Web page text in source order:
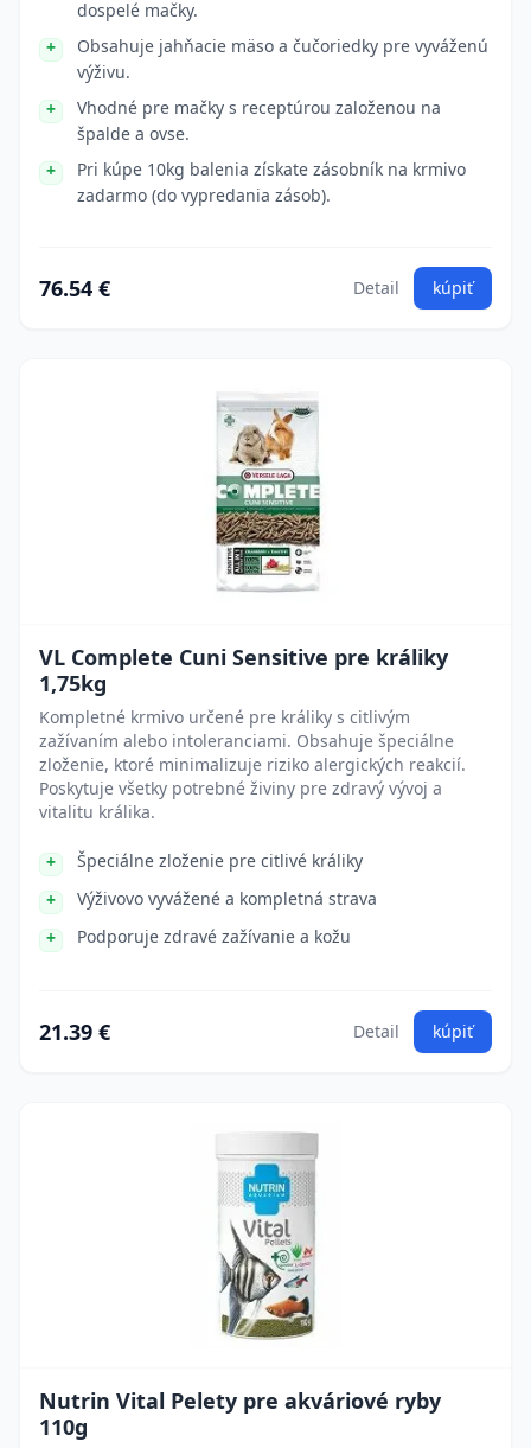
dospelé mačky.
Obsahuje jahňacie mäso a čučoriedky pre vyváženú
výživu.
Vhodné pre mačky s receptúrou založenou na
špalde a ovse.
Pri kúpe 10kg balenia získate zásobník na krmivo
zadarmo (do vypredania zásob).
76.54 € Detail kúpiť
VL Complete Cuni Sensitive pre králiky
1,75kg
Kompletné krmivo určené pre králiky s citlivým
zažívaním alebo intoleranciami. Obsahuje špeciálne
zloženie, ktoré minimalizuje riziko alergických reakcií.
Poskytuje všetky potrebné živiny pre zdravý vývoj a
vitalitu králika.
Špeciálne zloženie pre citlivé králiky
Výživovo vyvážené a kompletná strava
Podporuje zdravé zažívanie a kožu
21.39 € Detail kúpiť
Nutrin Vital Pelety pre akváriové ryby
110g